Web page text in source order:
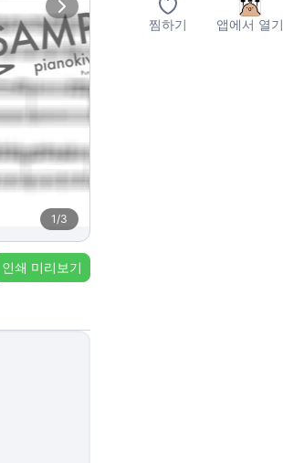
1/3
인쇄 미리보기
찜하기 앱에서 열기